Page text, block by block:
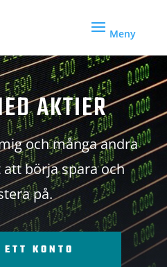
AKTIER
och många andra
börja spara och
på.
KONTO